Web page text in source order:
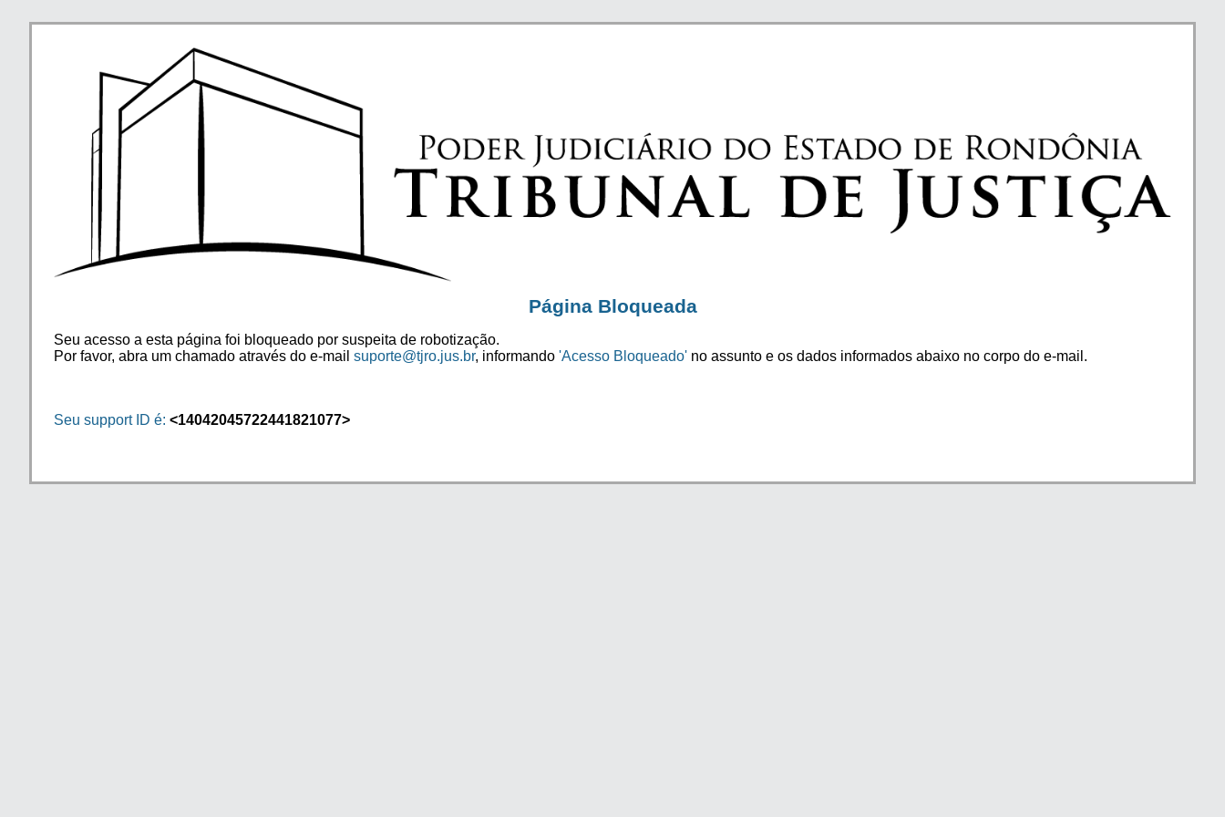
Página Bloqueada
Seu acesso a esta página foi bloqueado por suspeita de robotização.
Por favor, abra um chamado através do e-mail suporte@tjro.jus.br, informando 'Acesso Bloqueado' no assunto e os dados informados abaixo no corpo do e-mail.
Seu support ID é: <14042045722441821077>